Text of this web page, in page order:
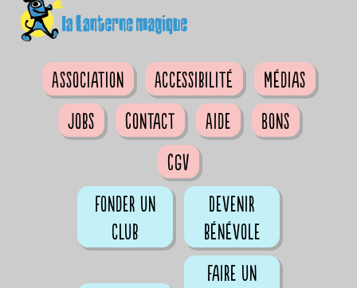
Association Accessibilité
Médias
Jobs
Contact Aide
Bons
CGV
Fonder un
club
Devenir
bénévole
Faire un